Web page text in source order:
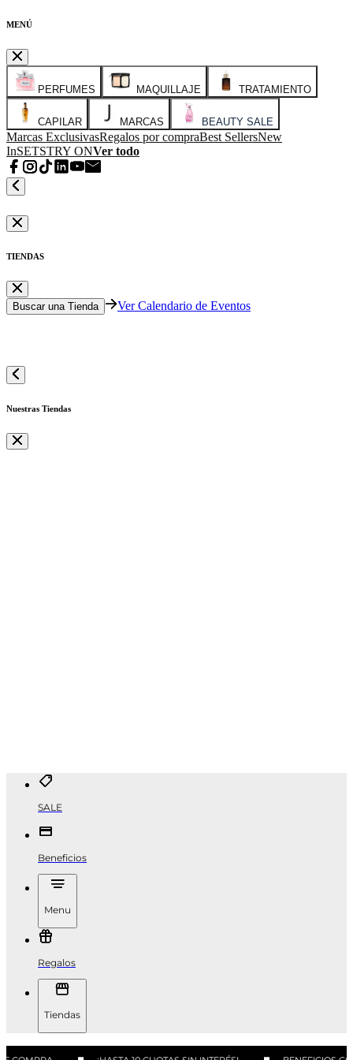
MENÚ
PERFUMES MAQUILLAJE TRATAMIENTO
CAPILAR MARCAS BEAUTY SALE
Marcas ExclusivasRegalos por compraBest SellersNew
InSETSTRY ONVer todo
TIENDAS
Buscar una Tienda Ver Calendario de Eventos
Nuestras Tiendas
SALE
Beneficios
Menu
Regalos
Tiendas